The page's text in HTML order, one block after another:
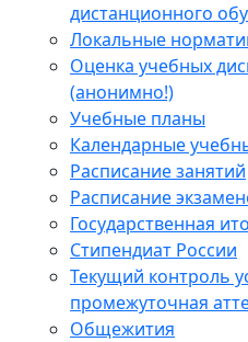
дистанционного
Локальные
Оценка учебных
(анонимно!)
Учебные планы
Календарные
Расписание занятий
Расписание
Государственная
Стипендиат России
Текущий контроль
промежуточная
Общежития